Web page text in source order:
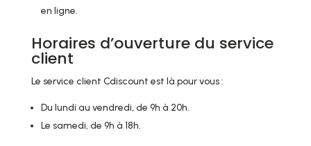
en ligne.
Horaires d’ouverture du service
client
Le service client Cdiscount est là pour vous :
Du lundi au vendredi, de 9h à 20h.
Le samedi, de 9h à 18h.